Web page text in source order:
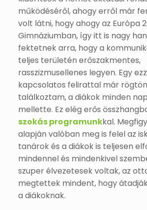
működéséről, ahogy erről már
volt látni, hogy ahogy az Európa
Gimnáziumban, így itt is nagy
fektetnek arra, hogy a
teljes területén erőszakmentes,
rasszizmusellenes legyen. Egy
kapcsolatos felirattal már
találkoztam, a diákok minden
mellette. Ez elég erős
szokás programunkkal.
alapján valóban meg is felel az
tanárok és a diákok is teljesen
mindennel és mindenkivel
szuper élvezetesek voltak, az
megtettek mindent, hogy
a diákoknak.